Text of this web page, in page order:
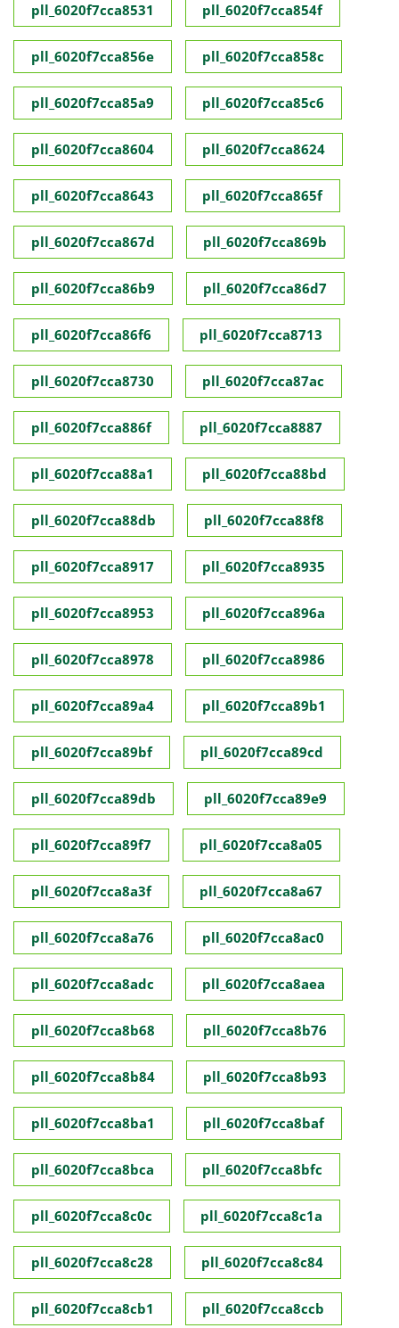
pll_6020f7cca8531 pll_6020f7cca854f
pll_6020f7cca856e pll_6020f7cca858c
pll_6020f7cca85a9 pll_6020f7cca85c6
pll_6020f7cca8604 pll_6020f7cca8624
pll_6020f7cca8643 pll_6020f7cca865f
pll_6020f7cca867d pll_6020f7cca869b
pll_6020f7cca86b9 pll_6020f7cca86d7
pll_6020f7cca86f6 pll_6020f7cca8713
pll_6020f7cca8730 pll_6020f7cca87ac
pll_6020f7cca886f pll_6020f7cca8887
pll_6020f7cca88a1 pll_6020f7cca88bd
pll_6020f7cca88db pll_6020f7cca88f8
pll_6020f7cca8917 pll_6020f7cca8935
pll_6020f7cca8953 pll_6020f7cca896a
pll_6020f7cca8978 pll_6020f7cca8986
pll_6020f7cca89a4 pll_6020f7cca89b1
pll_6020f7cca89bf pll_6020f7cca89cd
pll_6020f7cca89db pll_6020f7cca89e9
pll_6020f7cca89f7 pll_6020f7cca8a05
pll_6020f7cca8a3f pll_6020f7cca8a67
pll_6020f7cca8a76 pll_6020f7cca8ac0
pll_6020f7cca8adc pll_6020f7cca8aea
pll_6020f7cca8b68 pll_6020f7cca8b76
pll_6020f7cca8b84 pll_6020f7cca8b93
pll_6020f7cca8ba1 pll_6020f7cca8baf
pll_6020f7cca8bca pll_6020f7cca8bfc
pll_6020f7cca8c0c pll_6020f7cca8c1a
pll_6020f7cca8c28 pll_6020f7cca8c84
pll_6020f7cca8cb1 pll_6020f7cca8ccb